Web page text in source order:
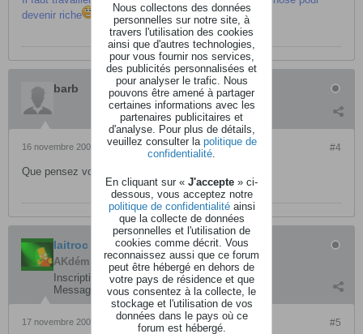
devenir riche
barb
#4
16 novembre 2007, 20h48
Que pensez vous des mackie serie vlz3 ?
laitroc
AKdémicien
Inscription:
février 2007
Messages:
1189
#5
17 novembre 2007, 00h39
Nous collectons des données
personnelles sur notre site, à
travers l'utilisation des cookies
ainsi que d'autres technologies,
pour vous fournir nos services,
des publicités personnalisées et
pour analyser le trafic. Nous
pouvons être amené à partager
certaines informations avec les
partenaires publicitaires et
d'analyse. Pour plus de détails,
veuillez consulter la politique de
confidentialité
En cliquant sur « J'accepte » ci-
dessous, vous acceptez notre
politique de confidentialitéainsi
que la collecte de données
personnelles et l'utilisation de
cookies comme décrit. Vous
reconnaissez aussi que ce forum
peut être hébergé en dehors de
votre pays de résidence et que
vous consentez à la collecte, le
stockage et l'utilisation de vos
données dans le pays où ce
forum est hébergé.